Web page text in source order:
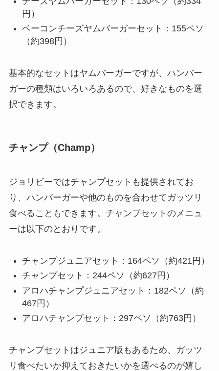
円）
ベーコンチーズヤムバーガーセット：155ペソ
（約398円）
基本的なセットはヤムバーガーですが、ハンバー
ガーの種類はいろいろあるので、好きなものを選
択できます。
チャンプ（Champ）
ジョリビーではチャンプセットも提供されてお
り、ハンバーガーや他のものを合わせてガッツリ
食べることもできます。チャンプセットのメニュ
ーは以下のとおりです。
チャンプジュニアセット：164ペソ（約421円）
チャンプセット：244ペソ（約627円）
アロハチャンプジュニアセット：182ペソ（約
467円）
アロハチャンプセット：297ペソ（約763円）
チャンプセットはジュニア版もあるため、ガッツ
リ食べたいか抑えておきたいかを選べるのが嬉し